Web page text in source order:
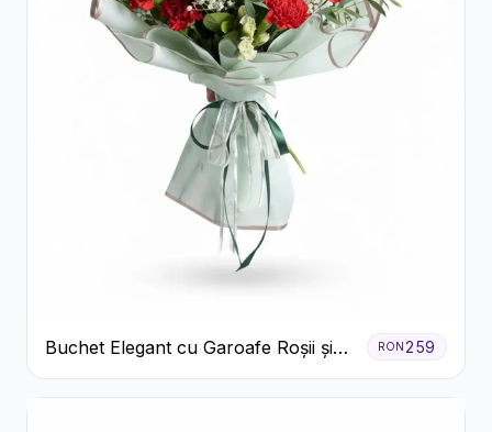
Buchet Elegant cu Garoafe Roșii și
Floarea Miresei
RON259